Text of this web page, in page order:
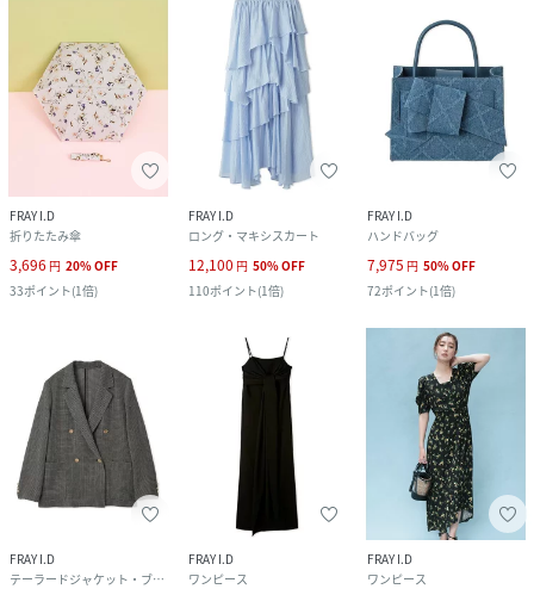
FRAY I.D
折りたたみ傘
3,696 円 20%OFF
33ポイント(1倍)
FRAY I.D
ロング・マキシスカート
12,100 円 50%OFF
110ポイント(1倍)
FRAY I.D
ハンドバッグ
7,975 円 50%OFF
72ポイント(1倍)
FRAY I.D
テーラードジャケット・ブレザー
FRAY I.D
ワンピース
FRAY I.D
ワンピース